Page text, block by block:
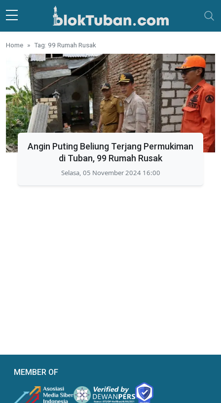
Skip to main content
Home Tag: 99 Rumah Rusak
Angin Puting Beliung Terjang Permukiman
di Tuban, 99 Rumah Rusak
Selasa, 05 November 2024 16:00
MEMBER OF